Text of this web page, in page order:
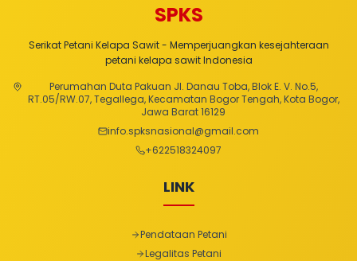
SPKS
Serikat Petani Kelapa Sawit - Memperjuangkan kesejahteraan
petani kelapa sawit Indonesia
Perumahan Duta Pakuan Jl. Danau Toba, Blok E. V. No.5,
RT.05/RW.07, Tegallega, Kecamatan Bogor Tengah, Kota Bogor,
Jawa Barat 16129
info.spksnasional@gmail.com
+622518324097
LINK
Pendataan Petani
Legalitas Petani